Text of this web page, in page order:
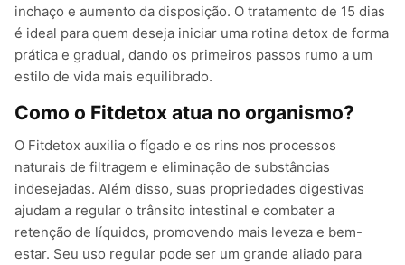
inchaço e aumento da disposição. O tratamento de 15 dias
é ideal para quem deseja iniciar uma rotina detox de forma
prática e gradual, dando os primeiros passos rumo a um
estilo de vida mais equilibrado.
Como o Fitdetox atua no organismo?
O Fitdetox auxilia o fígado e os rins nos processos
naturais de filtragem e eliminação de substâncias
indesejadas. Além disso, suas propriedades digestivas
ajudam a regular o trânsito intestinal e combater a
retenção de líquidos, promovendo mais leveza e bem-
estar. Seu uso regular pode ser um grande aliado para